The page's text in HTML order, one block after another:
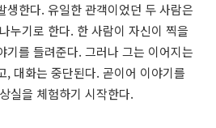
생한다. 유일한 관객이었던 두 사람은
누기로 한다. 한 사람이 자신이 찍을
기를 들려준다. 그러나 그는 이어지는
, 대화는 중단된다. 곧이어 이야기를
실을 체험하기 시작한다.